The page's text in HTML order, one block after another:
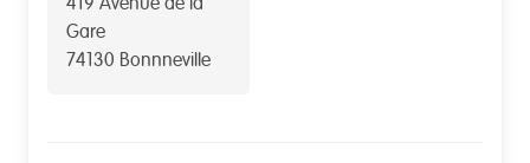
419 Avenue de la
Gare
74130 Bonnneville